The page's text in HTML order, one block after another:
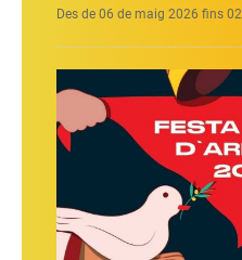
Des de 06 de maig 2026 fins